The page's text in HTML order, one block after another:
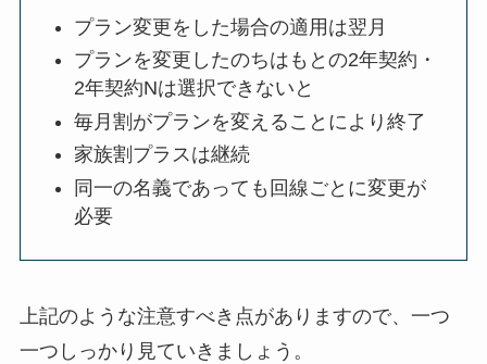
プラン変更をした場合の適用は翌月
プランを変更したのちはもとの2年契約・
2年契約Nは選択できないと
毎月割がプランを変えることにより終了
家族割プラスは継続
同一の名義であっても回線ごとに変更が
必要
上記のような注意すべき点がありますので、一つ
一つしっかり見ていきましょう。